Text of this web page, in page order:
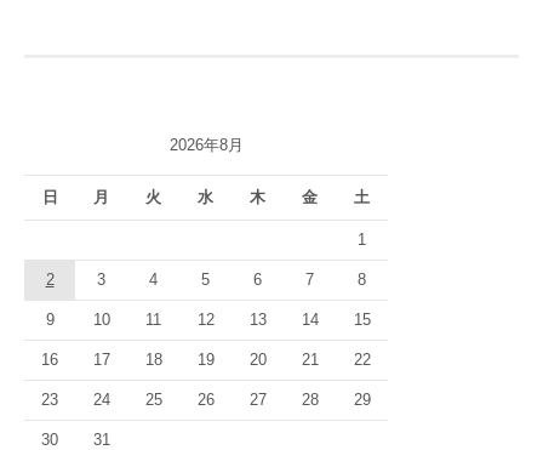
シ
ン
2026年8月
日 月 火 水 木 金 土
1
2 3 4 5 6 7 8
9 10 11 12 13 14 15
16 17 18 19 20 21 22
23 24 25 26 27 28 29
30 31